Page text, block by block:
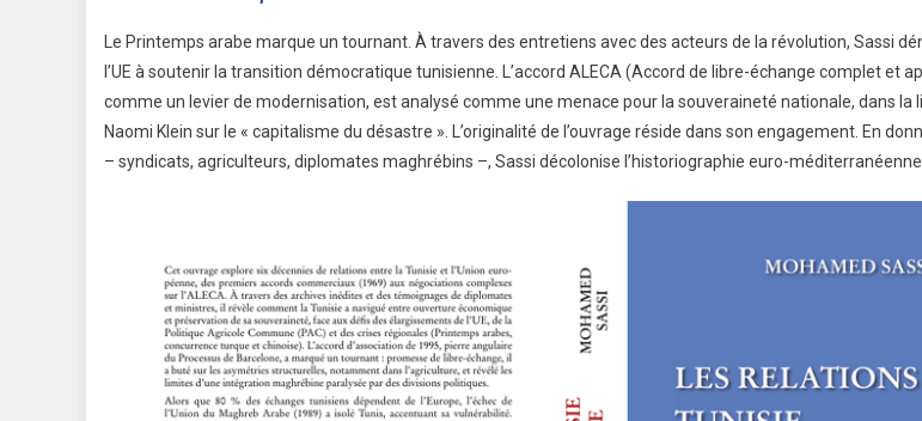
Le Printemps arabe marque un tournant. À travers des entretiens avec des acteurs de la révolution, Sassi
l’UE à soutenir la transition démocratique tunisienne. L’accord ALECA (Accord de libre-échange complet et
comme un levier de modernisation, est analysé comme une menace pour la souveraineté nationale, dans la
Naomi Klein sur le « capitalisme du désastre ». L’originalité de l’ouvrage réside dans son engagement. En
– syndicats, agriculteurs, diplomates maghrébins –, Sassi décolonise l’historiographie euro-méditerranéenne.
modélisation
pour éclairer
la décision
publique
leadership
pour la
jeunesse
tunisienne